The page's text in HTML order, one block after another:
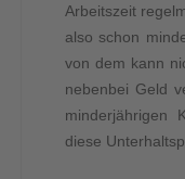
Arbeitszeit
also schon
von dem kann
nebenbei Geld
minderjährigen
diese